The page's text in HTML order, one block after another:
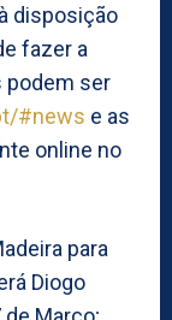
disposição
fazer a
podem ser
#news e as
online no
para
Diogo